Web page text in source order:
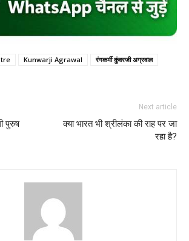
Kunwarji Agrawal
रंगकर्मी कुंवरजी अग्रवाल
पुरुष
Next article
क्या भारत भी श्रीलंका की राह पर जा
रहा है?